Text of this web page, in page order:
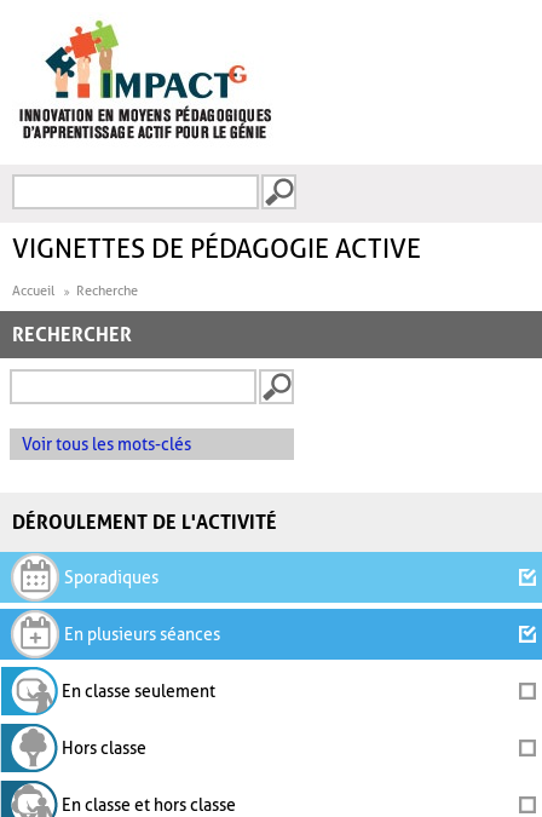
FORMULAIRE DE
VIGNETTES DE PÉDAGOGIE ACTIVE
Accueil Recherche
RECHERCHER
Voir tous les mots-clés
DÉROULEMENT DE L'ACTIVITÉ
Sporadiques
En plusieurs séances
En classe seulement
Hors classe
En classe et hors classe